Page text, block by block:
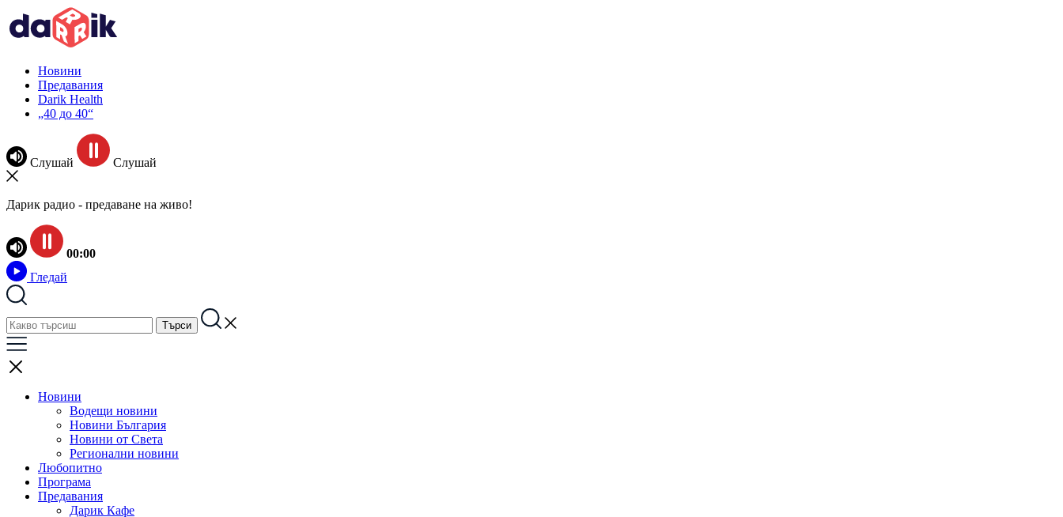
Новини
Предавания
Darik Health
„40 до 40“
Слушай Слушай
Дарик радио - предаване на живо!
00:00
Гледай
Новини
Водещи новини
Новини България
Новини от Света
Регионални новини
Любопитно
Програма
Предавания
Дарик Кафе